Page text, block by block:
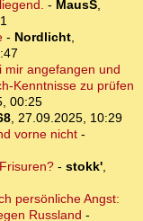
- MausS
- Nordlicht,
mir angefangen und
Kenntnisse zu prüfen
00:25
, 27.09.2025, 10:29
vorne nicht-
- stokk',
persönliche Angst:
Russland -